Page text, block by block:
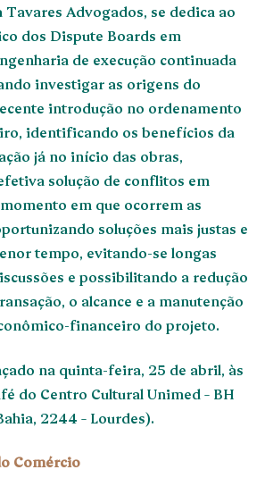
Tavares Advogados, se dedica ao
dos Dispute Boards em
de execução continuada
investigar as origens do
introdução no ordenamento
identificando os benefícios da
já no início das obras,
solução de conflitos em
em que ocorrem as
soluções mais justas e
tempo, evitando-se longas
e possibilitando a redução
o alcance e a manutenção
financeiro do projeto.
na quinta-feira, 25 de abril, às
do Centro Cultural Unimed – BH
2244 – Lourdes).
Comércio